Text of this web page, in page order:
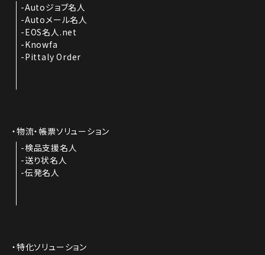
Autoジョブ名人
Autoメール名人
EOS名人.net
Knowfa
Pittaly Order
物流・帳票ソリューション
検品支援名人
送り状名人
伝発名人
特化ソリューション